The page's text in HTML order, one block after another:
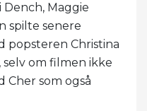
Dench, Maggie
spilte senere
popsteren Christina
selv om filmen ikke
Cher som også